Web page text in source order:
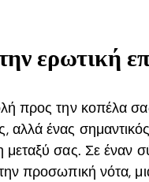
ερωτική
προς την κοπέλα
αλλά ένας
μεταξύ σας. Σε έναν
προσωπική νότα,